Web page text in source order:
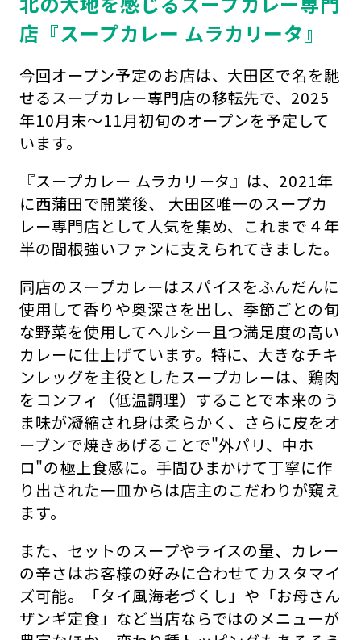
店『スープカレー ムラカリータ』
今回オープン予定のお店は、大田区で名を馳
せるスープカレー専門店の移転先で、2025
年10月末～11月初旬のオープンを予定して
います。
『スープカレー ムラカリータ』は、2021年
に西蒲田で開業後、 大田区唯一のスープカ
レー専門店として人気を集め、これまで４年
半の間根強いファンに支えられてきました。
同店のスープカレーはスパイスをふんだんに
使用して香りや奥深さを出し、季節ごとの旬
な野菜を使用してヘルシー且つ満足度の高い
カレーに仕上げています。特に、大きなチキ
ンレッグを主役としたスープカレーは、鶏肉
をコンフィ（低温調理）することで本来のう
ま味が凝縮され身は柔らかく、さらに皮をオ
ーブンで焼きあげることで"外パリ、中ホ
ロ"の極上食感に。手間ひまかけて丁寧に作
り出された一皿からは店主のこだわりが窺え
ます。
また、セットのスープやライスの量、カレー
の辛さはお客様の好みに合わせてカスタマイ
ズ可能。「タイ風海老づくし」や「お母さん
ザンギ定食」など当店ならではのメニューが